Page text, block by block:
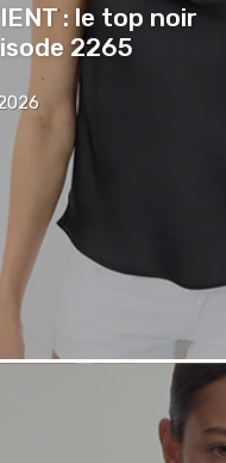
: le top noir
2265